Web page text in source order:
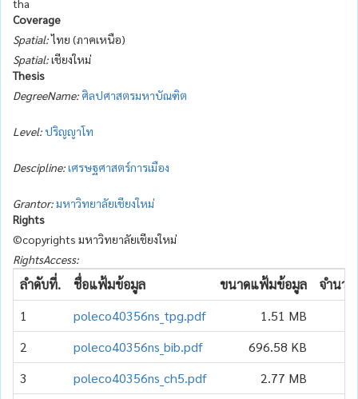
Coverage
Spatial:ไทย (ภาคเหนือ)
Spatial:เชียงใหม่
Thesis
DegreeName: ศิลปศาสตรมหาบัณฑิต
Level:ปริญญาโท
Descipline:เศรษฐศาสตร์การเมือง
Grantor:มหาวิทยาลัยเชียงใหม่
Rights
©copyrights มหาวิทยาลัยเชียงใหม่
RightsAccess:
ลำดับที่. ชื่อแฟ้มข้อมูล ขนาดแฟ้มข้อมูล
จำนวน
1
poleco40356ns_tpg.pdf
1.51 MB
2
poleco40356ns_bib.pdf
696.58 KB
3
poleco40356ns_ch5.pdf
2.77 MB